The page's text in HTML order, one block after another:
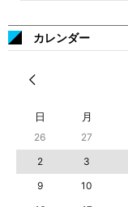
カレンダー
日 月
26 27
2
3
9
10